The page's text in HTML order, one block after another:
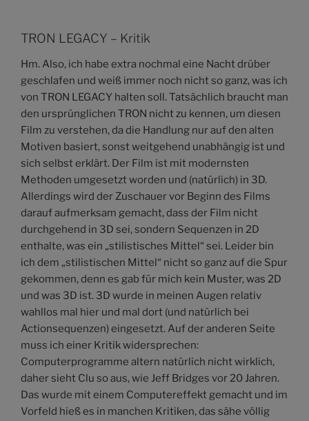
TRON LEGACY – Kritik
Hm. Also, ich habe extra nochmal eine Nacht drüber
geschlafen und weiß immer noch nicht so ganz, was ich
von TRON LEGACY halten soll. Tatsächlich braucht man
den ursprünglichen TRON nicht zu kennen, um diesen
Film zu verstehen, da die Handlung nur auf den alten
Motiven basiert, sonst weitgehend unabhängig ist und
sich selbst erklärt. Der Film ist mit modernsten
Methoden umgesetzt worden und (natürlich) in 3D.
Allerdings wird der Zuschauer vor Beginn des Films
darauf aufmerksam gemacht, dass der Film nicht
durchgehend in 3D sei, sondern Sequenzen in 2D
enthalte, was ein „stilistisches Mittel“ sei. Leider bin
ich dem „stilistischen Mittel“ nicht so ganz auf die Spur
gekommen, denn es gab für mich kein Muster, was 2D
und was 3D ist. 3D wurde in meinen Augen relativ
wahllos mal hier und mal dort (und natürlich bei
Actionsequenzen) eingesetzt. Auf der anderen Seite
muss ich einer Kritik widersprechen:
Computerprogramme altern natürlich nicht wirklich,
daher sieht Clu so aus, wie Jeff Bridges vor 20 Jahren.
Das wurde mit einem Computereffekt gemacht und im
Vorfeld hieß es in manchen Kritiken, das sähe völlig